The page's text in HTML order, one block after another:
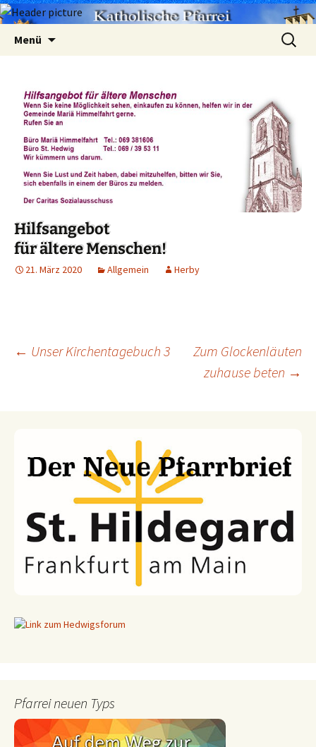
Menü
Suchen
nach:
Hilfsangebot
für ältere Menschen!
21. März 2020 Allgemein Herby
Beitragsnavigation
← Unser Kirchentagebuch 3
Zum Glockenläuten
zuhause beten →
Pfarrei neuen Typs